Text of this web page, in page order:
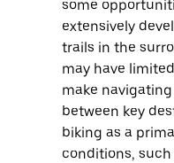
some
extensively
trails in the
may have
make
between key
biking as a
conditions,